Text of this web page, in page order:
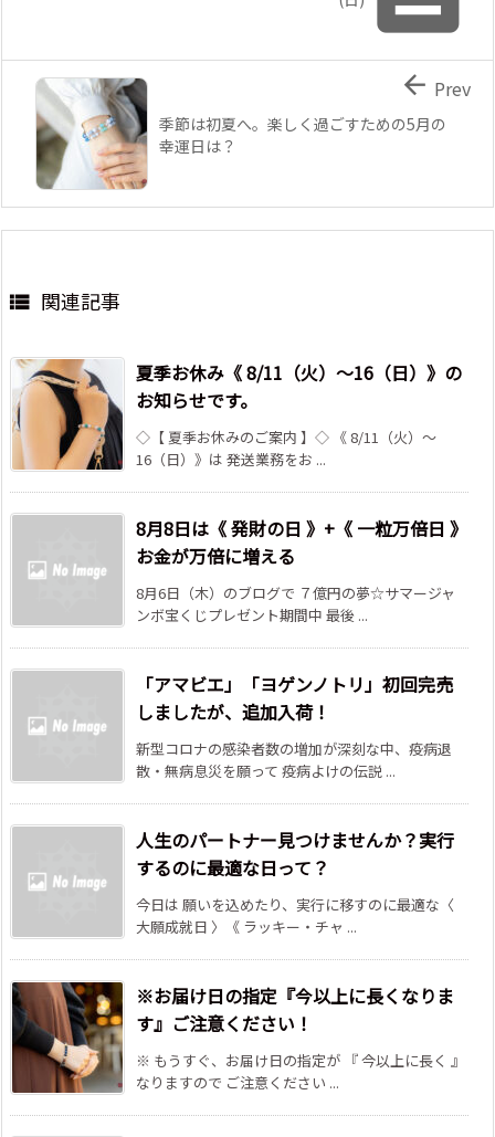
季節は初夏へ。楽しく過ごすための5月の
幸運日は？
 Prev
 関連記事
夏季お休み《 8/11（火）～16（日）》の
お知らせです。
◇【 夏季お休みのご案内 】◇ 《 8/11（火）～
16（日）》は 発送業務をお ...
8月8日は《 発財の日 》+《 一粒万倍日 》
お金が万倍に増える
8月6日（木）のブログで ７億円の夢☆サマージャ
ンボ宝くじプレゼント期間中 最後 ...
「アマビエ」「ヨゲンノトリ」初回完売
しましたが、追加入荷！
新型コロナの感染者数の増加が深刻な中、疫病退
散・無病息災を願って 疫病よけの伝説 ...
人生のパートナー見つけませんか？実行
するのに最適な日って？
今日は 願いを込めたり、実行に移すのに最適な〈
大願成就日 〉《 ラッキー・チャ ...
※お届け日の指定『今以上に長くなりま
す』ご注意ください！
※ もうすぐ、お届け日の指定が 『 今以上に長く 』
なりますので ご注意ください ...